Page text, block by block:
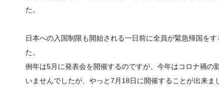
た。
日本への入国制限も開始される一日前に全員が緊急帰国をす
た。
例年は5月に発表会を開催するのですが、今年はコロナ禍の
いませんでしたが、やっと7 月 18日に開催することが出来ま